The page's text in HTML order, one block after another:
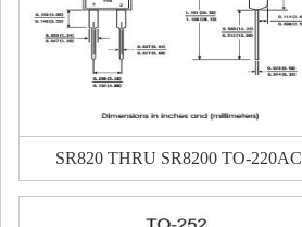
SR820 THRU SR8200 TO-220AC